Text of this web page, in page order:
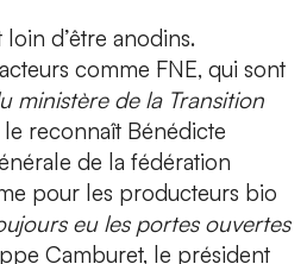
d’être anodins.
comme FNE, qui sont
ministère de la Transition
reconnaît Bénédicte
de la fédération
pour les producteurs bio
eu les portes ouvertes
Camburet, le président